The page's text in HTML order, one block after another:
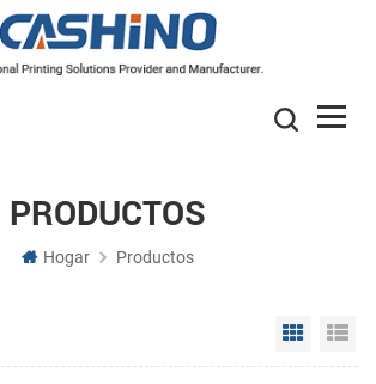
PRODUCTOS
Hogar Productos
Grid